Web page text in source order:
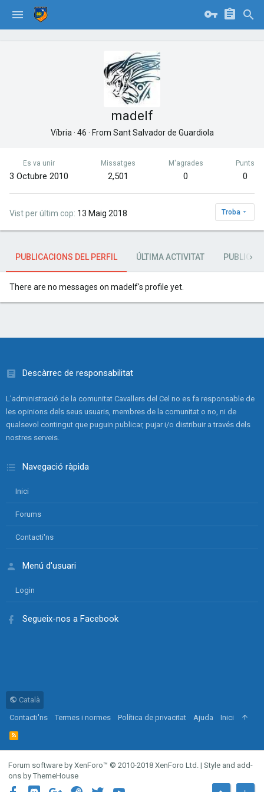
madelf
Víbria · 46 · From Sant Salvador de Guardiola
Es va unir
3 Octubre 2010
Missatges
2,501
M'agrades
0
Punts
0
Vist per últim cop 13 Maig 2018 Troba
PUBLICACIONS DEL PERFIL ÚLTIMA ACTIVITAT
There are no messages on madelf's profile yet.
Descàrrec de responsabilitat
L'administració de la comunitat Cavallers del Cel no es fa responsable de
les opinions dels seus usuaris, membres de la comunitat o no, ni de
qualsevol contingut que puguin publicar, pujar i/o distribuir a través dels
nostres serveis.
Navegació ràpida
Inici
Forums
Contacti'ns
Menú d'usuari
Login
Segueix-nos a Facebook
Català
Contacti'ns
Termes i normes Política de privacitat Ajuda Inici
R
S
S
Forum software by XenForo™ © 2010-2018 XenForo Ltd. | Style and add-
ons by ThemeHouse